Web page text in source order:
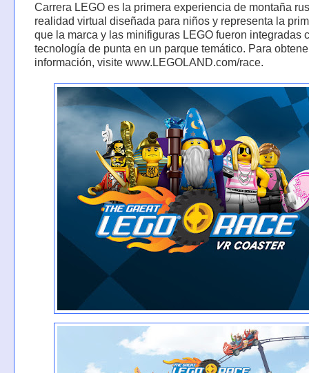
Carrera LEGO es la primera experiencia de montaña
realidad virtual diseñada para niños y representa la
que la marca y las minifiguras LEGO fueron integradas
tecnología de punta en un parque temático. Para
información, visite www.LEGOLAND.com/race.